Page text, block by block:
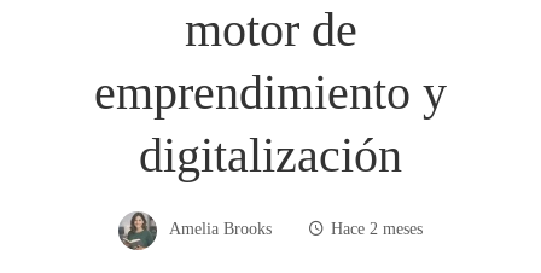
motor de
emprendimiento y
digitalización
Amelia Brooks Hace 2 meses